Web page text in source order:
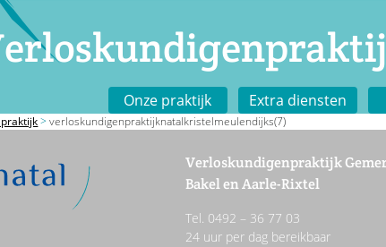
Onze praktijk Extra diensten
>verloskundigenpraktijknatalkristelmeulendijks(7)
Verloskundigenpraktijk
Bakel en Aarle-Rixtel
Tel. 0492 – 36 77 03
24 uur per dag bereikbaar